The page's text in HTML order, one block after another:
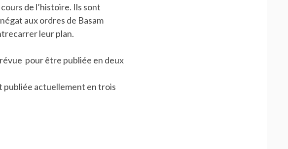
de l’histoire. Ils sont
aux ordres de Basam
leur plan.
pour être publiée en deux
publiée actuellement en trois